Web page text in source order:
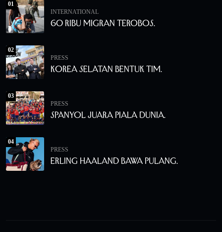
01
INTERNATIONAL
60 Ribu Migran Terobos.
02
PRESS
Korea Selatan Bentuk Tim.
03
PRESS
Spanyol Juara Piala Dunia.
04
PRESS
Erling Haaland Bawa Pulang.